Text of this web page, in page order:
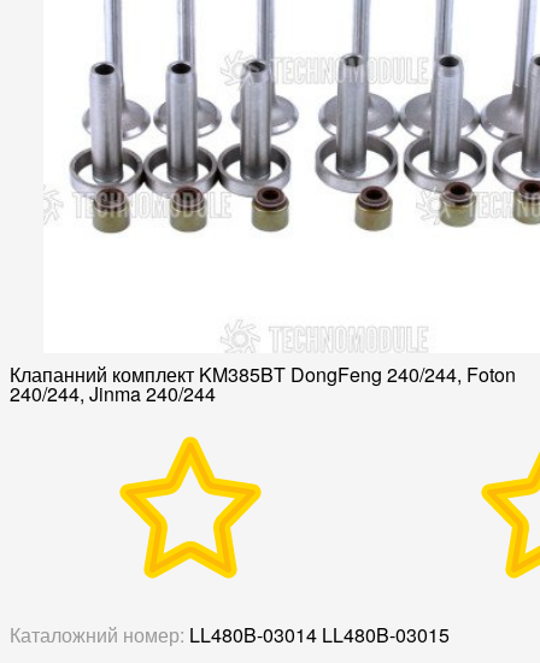
Клапанний комплект KM385BT DongFeng 240/244, Foton
240/244, Jinma 240/244
Каталожний номер: LL480B-03014 LL480B-03015